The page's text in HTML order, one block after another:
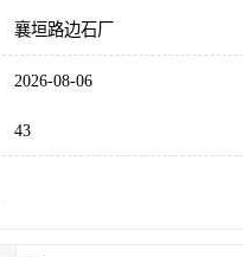
襄垣路边石厂
2026-08-06
43